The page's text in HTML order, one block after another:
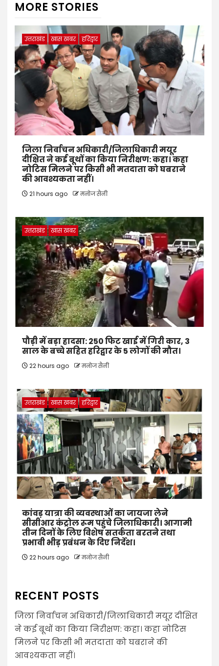
MORE STORIES
उत्तराखंड खास खबर हरिद्वार
जिला निर्वाचन अधिकारी/जिलाधिकारी मयूर
दीक्षित ने कई बूथों का किया निरीक्षण: कहा। कहा
नोटिस मिलने पर किसी भी मतदाता को घबराने
की आवश्यकता नहीं।
21 hours ago मनोज सैनी
उत्तराखंड खास खबर
पौड़ी में बड़ा हादसा: 250 फिट खाई में गिरी कार, 3
साल के बच्चे सहित हरिद्वार के 5 लोगों की मौत।
22 hours ago मनोज सैनी
उत्तराखंड खास खबर हरिद्वार
कांवड़ यात्रा की व्यवस्थाओं का जायजा लेने
सीसीआर कंट्रोल रूम पहुंचे जिलाधिकारी। आगामी
तीन दिनों के लिए विशेष सतर्कता बरतने तथा
प्रभावी भीड़ प्रबंधन के दिए निर्देश।
22 hours ago मनोज सैनी
RECENT POSTS
जिला निर्वाचन अधिकारी/जिलाधिकारी मयूर दीक्षित
ने कई बूथों का किया निरीक्षण: कहा। कहा नोटिस
मिलने पर किसी भी मतदाता को घबराने की
आवश्यकता नहीं।